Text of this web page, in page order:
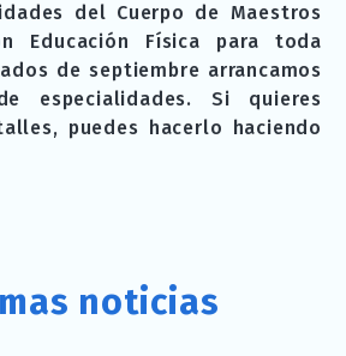
del Cuerpo de Maestros
Educación Física para toda
de septiembre arrancamos
especialidades. Si quieres
puedes hacerlo haciendo
noticias